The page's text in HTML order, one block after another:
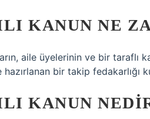
KANUN NE
aile üyelerinin ve bir taraflı
bir takip fedakarlığı
KANUN